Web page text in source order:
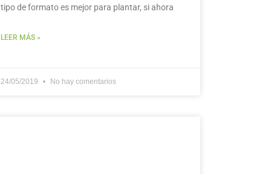
tipo de formato es mejor para plantar, si ahora
LEER MÁS »
24/05/2019 No hay comentarios